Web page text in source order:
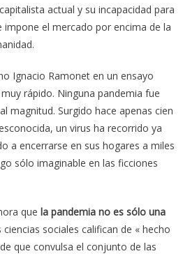
actual y su incapacidad para
impone el mercado por encima de la
Ignacio Ramonet en un ensayo
rápido. Ninguna pandemia fue
magnitud. Surgido hace apenas cien
un virus ha recorrido ya
a encerrarse en sus hogares a miles
sólo imaginable en las ficciones
que la pandemia no es sólo una
ciencias sociales califican de « hecho
que convulsa el conjunto de las